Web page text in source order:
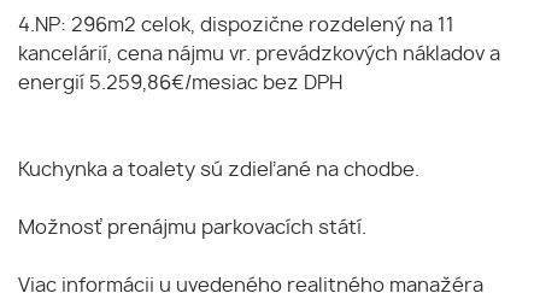
4.NP: 296m2 celok, dispozične rozdelený na 11
kancelárií, cena nájmu vr. prevádzkových nákladov a
energií 5.259,86€/mesiac bez DPH
Kuchynka a toalety sú zdieľané na chodbe.
Možnosť prenájmu parkovacích státí.
Viac informácii u uvedeného realitného manažéra